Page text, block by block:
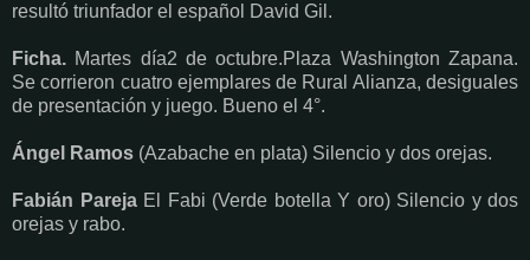
resultó triunfador el español David Gil.
Ficha. Martes día2 de octubre.Plaza Washington Zapana.
Se corrieron cuatro ejemplares de Rural Alianza, desiguales
de presentación y juego. Bueno el 4°.
Ángel Ramos (Azabache en plata) Silencio y dos orejas.
Fabián ParejaEl Fabi (Verde botella Y oro) Silencio y dos
orejas y rabo.